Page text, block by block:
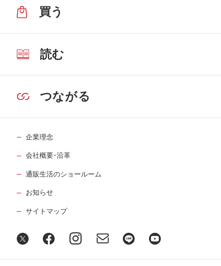
買う
読む
つながる
企業理念
会社概要･沿革
通販生活のショールーム
お知らせ
サイトマップ